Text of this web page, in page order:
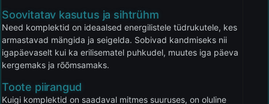
Soovitatav kasutus ja sihtrühm
Need komplektid on ideaalsed energilistele tüdrukutele, kes
armastavad mängida ja seigelda. Sobivad kandmiseks nii
igapäevaselt kui ka erilisematel puhkudel, muutes iga päeva
kergemaks ja rõõmsamaks.
Toote piirangud
Kuigi komplektid on saadaval mitmes suuruses, on oluline